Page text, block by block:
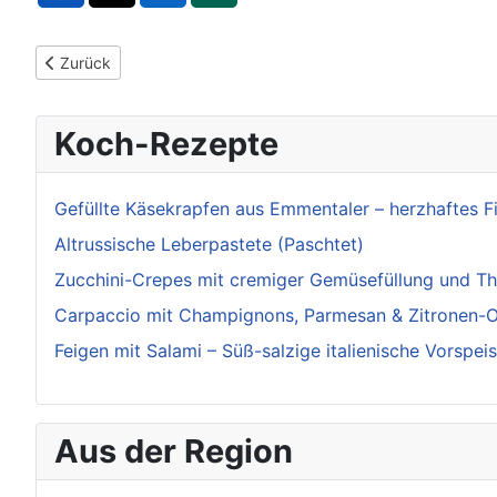
Vorheriger Beitrag: 1. Juli 2025 - Kostenlose Energieberatung
Zurück
Koch-Rezepte
Gefüllte Käsekrapfen aus Emmentaler – herzhaftes
Altrussische Leberpastete (Paschtet)
Zucchini-Crepes mit cremiger Gemüsefüllung und
Carpaccio mit Champignons, Parmesan & Zitronen-
Feigen mit Salami – Süß-salzige italienische
Aus der Region